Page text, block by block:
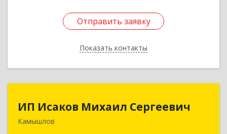
Отправить заявку
Показать контакты
Отправить заявку
Назад
ИП Исаков Михаил Сергеевич
Камышлов
624860, Свердловская обл, Камышлов г, Ленина